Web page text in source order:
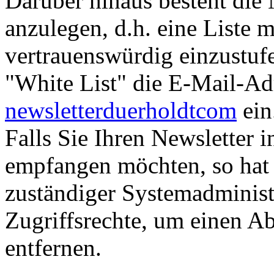
anzulegen, d.h. eine Liste
vertrauenswürdig
"White List" die E-Mail-
newsletterduerholdtcom
Falls Sie Ihren Newsletter
empfangen möchten, so
zuständiger
Zugriffsrechte, um einen
entfernen.